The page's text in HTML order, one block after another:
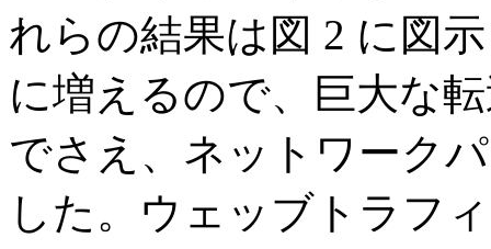
れらの結果は図 2 に図
に増えるので、巨大な
でさえ、ネットワーク
した。ウェッブトラフ